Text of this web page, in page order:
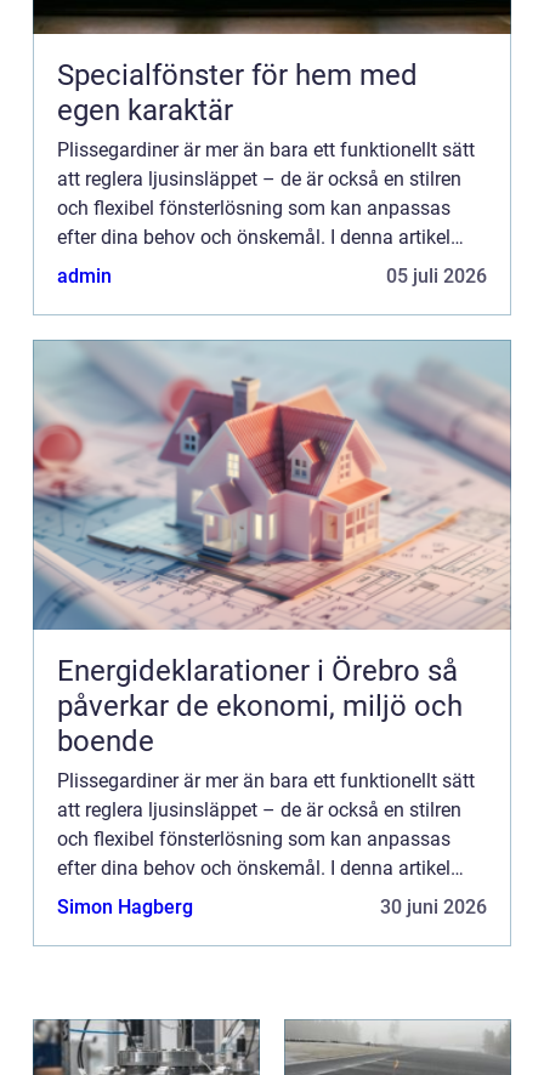
Specialfönster för hem med
egen karaktär
Plissegardiner är mer än bara ett funktionellt sätt
att reglera ljusinsläppet – de är också en stilren
och flexibel fönsterlösning som kan anpassas
efter dina behov och önskemål. I denna artikel
utforskar vi fördelarna med plissegardiner och hur
admin 05 juli 2026
Energideklarationer i Örebro så
påverkar de ekonomi, miljö och
boende
Plissegardiner är mer än bara ett funktionellt sätt
att reglera ljusinsläppet – de är också en stilren
och flexibel fönsterlösning som kan anpassas
efter dina behov och önskemål. I denna artikel
utforskar vi fördelarna med plissegardiner och hur
Simon Hagberg 30 juni 2026